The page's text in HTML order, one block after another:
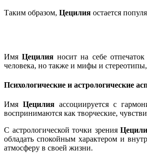
Таким образом, Цецилия остается
ИмяЦецилия носит на себе
человека, но также и мифы и
Психологические и астрологические
Имя Цецилияассоциируется с
воспринимаются как творческие,
С астрологической точки зрения
обладать спокойным характером и
атмосферу в своей жизни.